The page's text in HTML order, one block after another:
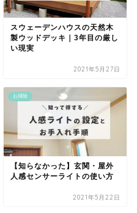
スウェーデンハウスの天然木
製ウッドデッキ｜3年目の厳し
い現実
2021年5月27日
お掃除
【知らなかった】玄関・屋外
人感センサーライトの使い方
2021年5月22日